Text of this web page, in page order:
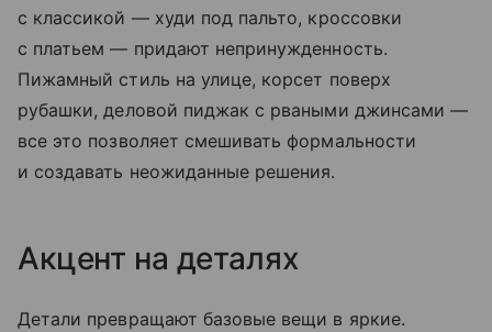
с классикой — худи под пальто, кроссовки
с платьем — придают непринужденность.
Пижамный стиль на улице, корсет поверх
рубашки, деловой пиджак с рваными джинсами —
все это позволяет смешивать формальности
и создавать неожиданные решения.
Акцент на деталях
Детали превращают базовые вещи в яркие.